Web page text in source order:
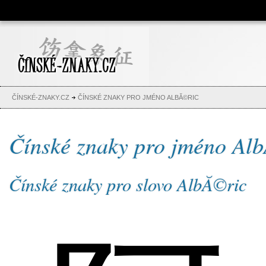
Čínské znaky, česko-čínský
slovník, abeceda, jména,
tetování
ČÍNSKÉ-ZNAKY.CZ ČÍNSKÉ ZNAKY PRO JMÉNO ALBĂ©RIC
Čínské znaky pro jméno
Čínské znaky pro slovo AlbĂ©ric